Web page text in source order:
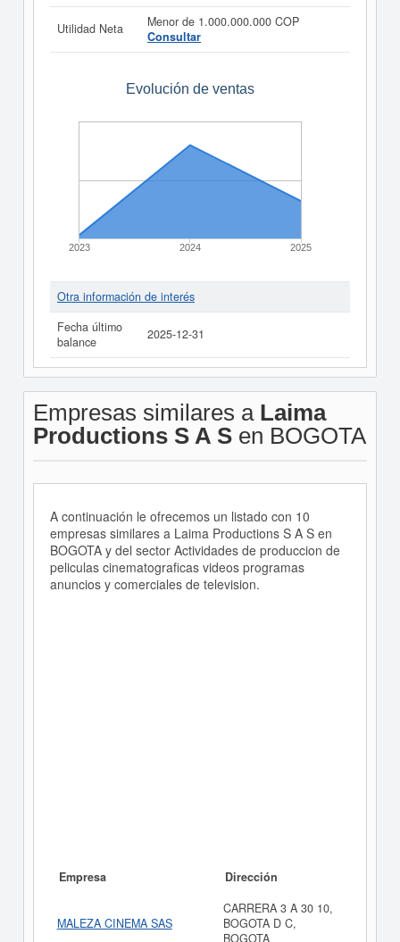
Utilidad Neta
Menor de 1.000.000.000 COP
Consultar
Evolución de ventas
2023 2024 2025
Otra información de interés
Fecha último
balance
2025-12-31
Empresas similares a Laima
Productions S A Sen BOGOTA
A continuación le ofrecemos un listado con 10
empresas similares a Laima Productions S A S en
BOGOTA y del sector Actividades de produccion de
peliculas cinematograficas videos programas
anuncios y comerciales de television.
Empresa Dirección
MALEZA CINEMA SAS
CARRERA 3 A 30 10,
BOGOTA D C,
BOGOTA